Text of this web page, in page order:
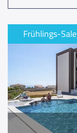
Frühlings-Sale